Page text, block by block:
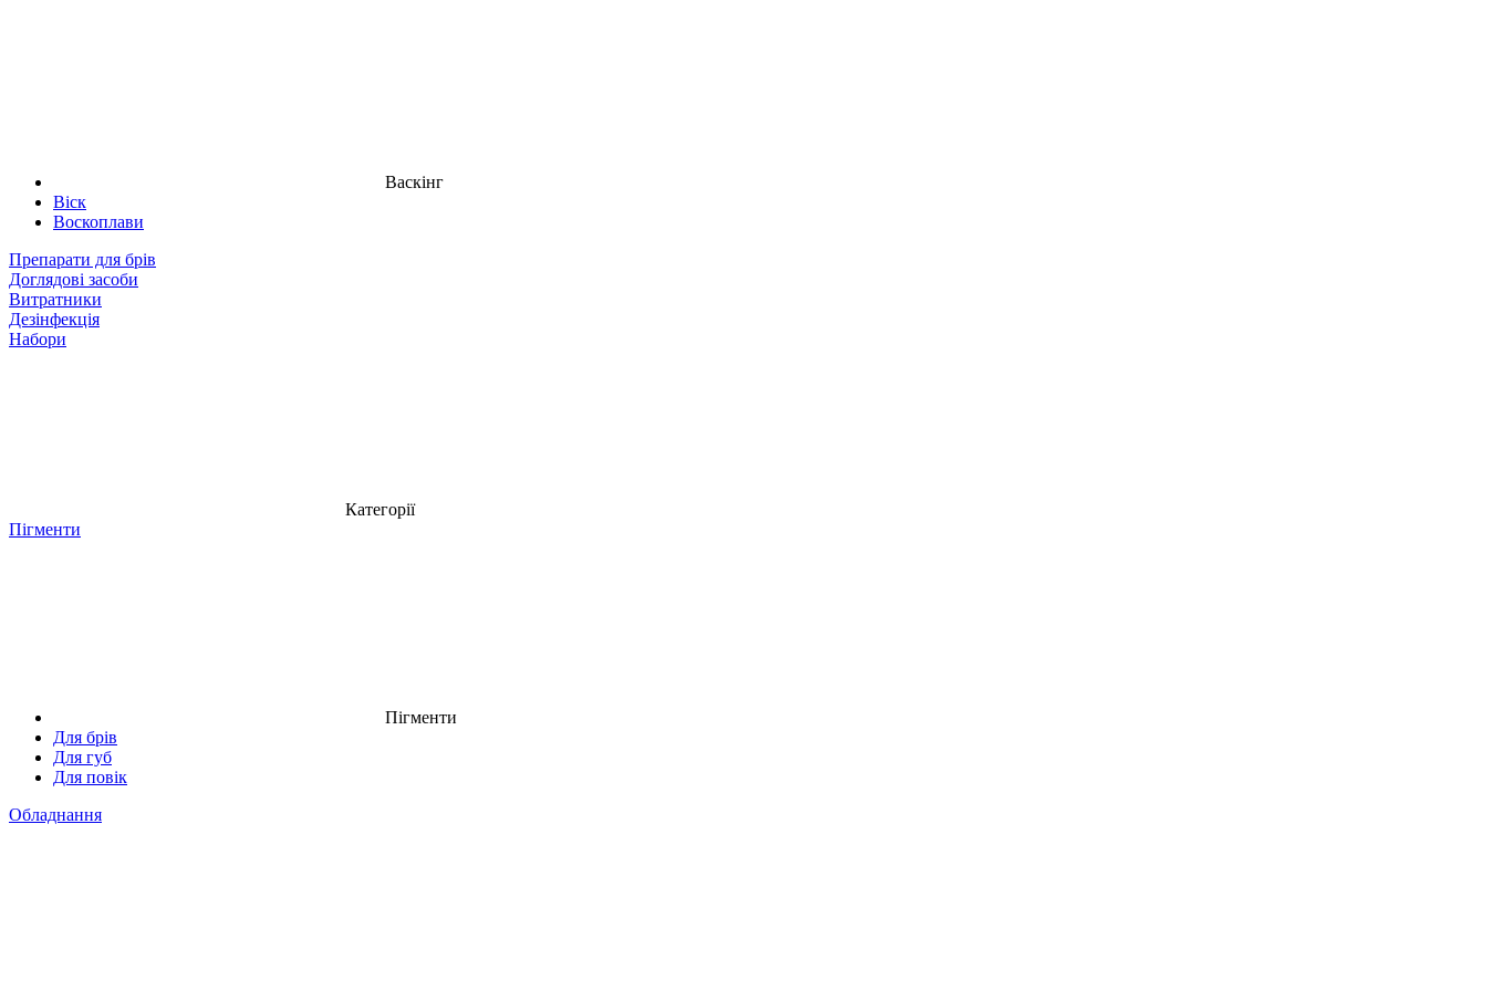
Васкінг
Віск
Воскоплави
Препарати для брів
Доглядові засоби
Витратники
Дезінфекція
Набори
Категорії
Пігменти
Пігменти
Для брів
Для губ
Для повік
Обладнання